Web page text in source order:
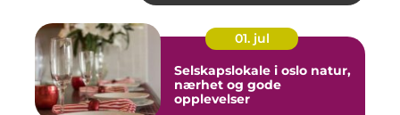
01. jul
Selskapslokale i oslo natur,
nærhet og gode
opplevelser